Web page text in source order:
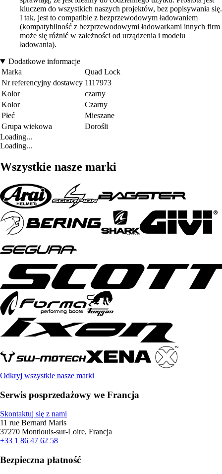
kluczem do wszystkich naszych projektów, bez popisywania się.
I tak, jest to compatible z bezprzewodowym ładowaniem
(kompatybilność z bezprzewodowymi ładowarkami innych firm
może się różnić w zależności od urządzenia i modelu
ładowania).
Dodatkowe informacje
Marka
Quad Lock
Nr referencyjny dostawcy 1117973
Kolor
czarny
Kolor
Czarny
Płeć
Mieszane
Grupa wiekowa
Dorośli
Loading...
Loading...
Wszystkie nasze marki
Odkryj wszystkie nasze marki
Serwis posprzedażowy we Francja
Skontaktuj się z nami
11 rue Bernard Maris
37270 Montlouis-sur-Loire, Francja
+33 1 86 47 62 58
Bezpieczna płatność